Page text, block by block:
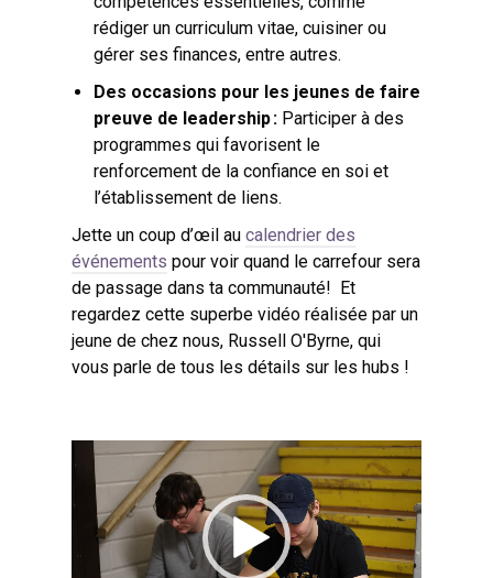
rédiger un curriculum vitae, cuisiner ou
gérer ses finances, entre autres.
Des occasions pour les jeunes de faire
preuve de leadership : Participer à des
programmes qui favorisent le
renforcement de la confiance en soi et
l’établissement de liens.
Jette un coup d’œil au calendrier des
événements pour voir quand le carrefour sera
de passage dans ta communauté! Et
regardez cette superbe vidéo réalisée par un
jeune de chez nous, Russell O'Byrne, qui
vous parle de tous les détails sur les hubs !
Lecteur
vidéo